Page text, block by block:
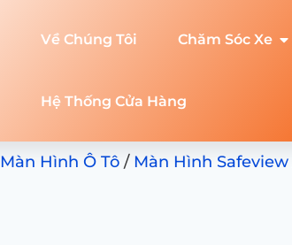
Về Chúng Tôi Chăm Sóc Xe
Hệ Thống Cửa Hàng
Màn Hình Ô Tô / Màn Hình Safeview